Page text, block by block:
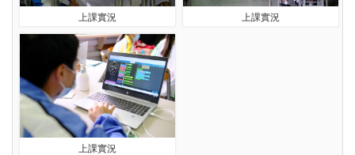
上課實況 上課實況
上課實況